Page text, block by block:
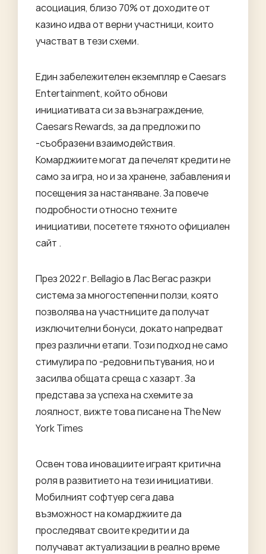
асоциация, близо 70% от доходите от
казино идва от верни участници, които
участват в тези схеми.
Един забележителен екземпляр е Caesars
Entertainment, който обнови
инициативата си за възнаграждение,
Caesars Rewards, за да предложи по
-съобразени взаимодействия.
Комарджиите могат да печелят кредити не
само за игра, но и за хранене, забавления и
посещения за настаняване. За повече
подробности относно техните
инициативи, посетете тяхнотоофициален
сайт .
През 2022 г. Bellagio в Лас Вегас разкри
система за многостепенни ползи, която
позволява на участниците да получат
изключителни бонуси, докато напредват
през различни етапи. Този подход не само
стимулира по -редовни пътувания, но и
засилва общата среща с хазарт. За
представа за успеха на схемите за
лоялност, вижте това писане на The New
York Times
Освен това иновациите играят критична
роля в развитието на тези инициативи.
Мобилният софтуер сега дава
възможност на комарджиите да
проследяват своите кредити и да
получават актуализации в реално време